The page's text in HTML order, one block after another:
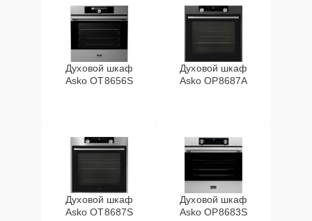
Духовой шкаф
Asko OT8656S
Духовой шкаф
Asko OP8687A
Духовой шкаф
Asko OT8687S
Духовой шкаф
Asko OP8683S